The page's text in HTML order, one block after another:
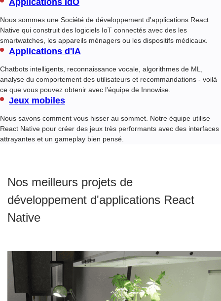
Nous sommes une Société de développement d'applications React
Native qui construit des logiciels IoT connectés avec des les
smartwatches, les appareils ménagers ou les dispositifs médicaux.
Applications d'IA
Chatbots intelligents, reconnaissance vocale, algorithmes de ML,
analyse du comportement des utilisateurs et recommandations - voilà
ce que vous pouvez obtenir avec l'équipe de Innowise.
Jeux mobiles
Nous savons comment vous hisser au sommet. Notre équipe utilise
React Native pour créer des jeux très performants avec des interfaces
attrayantes et un gameplay bien pensé.
Nos meilleurs projets de
développement d'applications React
Native